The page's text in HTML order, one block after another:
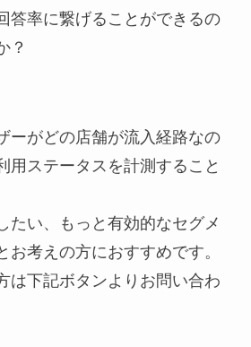
答率に繋げることができるの
？
ーがどの店舗が流入経路なの
用ステータスを計測すること
たい、もっと有効的なセグメ
お考えの方におすすめです。
は下記ボタンよりお問い合わ